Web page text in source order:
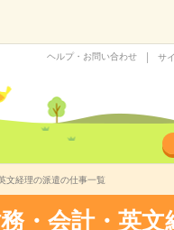
ヘルプ・お問い合わせ サ
文経理の派遣の仕事一覧
・会計・英文